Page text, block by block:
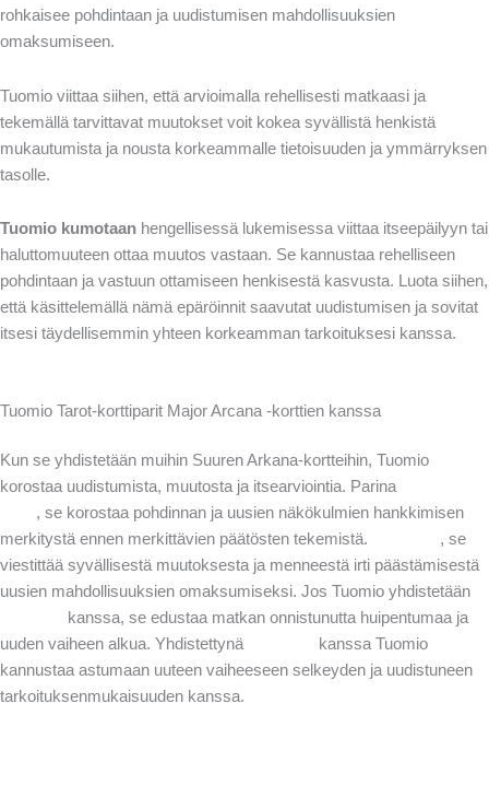
rohkaisee pohdintaan ja uudistumisen mahdollisuuksien
omaksumiseen.
Tuomio viittaa siihen, että arvioimalla rehellisesti matkaasi ja
tekemällä tarvittavat muutokset voit kokea syvällistä henkistä
mukautumista ja nousta korkeammalle tietoisuuden ja ymmärryksen
tasolle.
Tuomio kumotaan hengellisessä lukemisessa viittaa itseepäilyyn tai
haluttomuuteen ottaa muutos vastaan. Se kannustaa rehelliseen
pohdintaan ja vastuun ottamiseen henkisestä kasvusta. Luota siihen,
että käsittelemällä nämä epäröinnit saavutat uudistumisen ja sovitat
itsesi täydellisemmin yhteen korkeamman tarkoituksesi kanssa.
Tuomio Tarot-korttiparit Major Arcana -korttien kanssa
Kun se yhdistetään muihin Suuren Arkana-kortteihin, Tuomio
korostaa uudistumista, muutosta ja itsearviointia. Parina
, se korostaa pohdinnan ja uusien näkökulmien hankkimisen
merkitystä ennen merkittävien päätösten tekemistä.
, se
viestittää syvällisestä muutoksesta ja menneestä irti päästämisestä
uusien mahdollisuuksien omaksumiseksi. Jos Tuomio yhdistetään
kanssa, se edustaa matkan onnistunutta huipentumaa ja
uuden vaiheen alkua. Yhdistettynä
kanssa Tuomio
kannustaa astumaan uuteen vaiheeseen selkeyden ja uudistuneen
tarkoituksenmukaisuuden kanssa.